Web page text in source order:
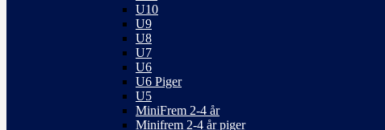
U10
U9
U8
U7
U6
U6 Piger
U5
MiniFrem 2-4 år
Minifrem 2-4 år piger